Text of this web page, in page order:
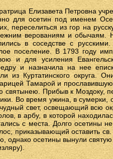
Елизавета Петровна
для осетин под именем
переселиться из гор на
верованиям и обычаям.
в соседстве с
поселение. В 1793 году
и для усиления
и назначила на нее
из Куртатинского округа.
Тамарой и
святынею. Прибыв к Моздоку,
Во время ужина, в сумерки,
свет, освещающий всю
в арбу, в которой
с места. Долго осетины
приказывающий оставить
однако осетины вынули